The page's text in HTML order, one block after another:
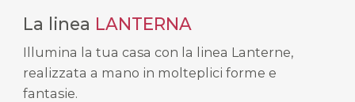
La linea LANTERNA
Illumina la tua casa con la linea Lanterne,
realizzata a mano in molteplici forme e
fantasie.